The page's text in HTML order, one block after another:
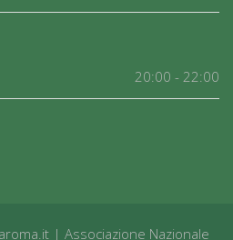
20:00 - 22:00
| Associazione Nazionale